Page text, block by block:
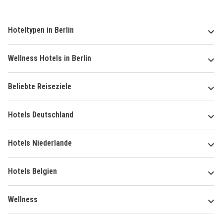
Hoteltypen in Berlin
Wellness Hotels in Berlin
Beliebte Reiseziele
Hotels Deutschland
Hotels Niederlande
Hotels Belgien
Wellness